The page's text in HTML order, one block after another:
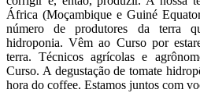
África (Moçambique e Guiné
número de produtores da terra
hidroponia. Vêm ao Curso por
terra. Técnicos agrícolas e
Curso. A degustação de tomate
hora do coffee. Estamos juntos com